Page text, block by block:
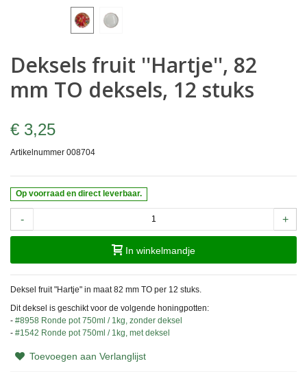
Deksels fruit ''Hartje'', 82
mm TO deksels, 12 stuks
€ 3,25
Artikelnummer 008704
Op voorraad en direct leverbaar.
- +
In winkelmandje
Deksel fruit "Hartje" in maat 82 mm TO per 12 stuks.
Dit deksel is geschikt voor de volgende honingpotten:
- #8958 Ronde pot 750ml / 1kg, zonder deksel
- #1542 Ronde pot 750ml / 1kg, met deksel
Toevoegen aan Verlanglijst